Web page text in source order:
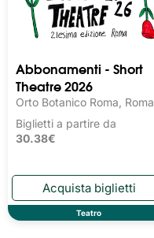
Abbonamenti - Short
Theatre 2026
Orto Botanico Roma, Roma
Biglietti a partire da
30.38€
Teatro